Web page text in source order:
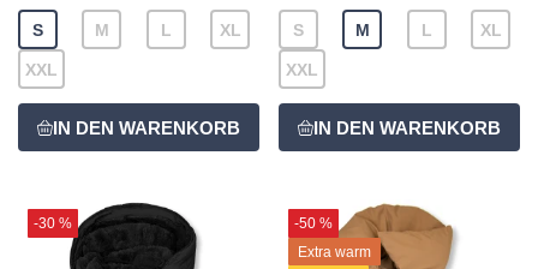
S M L XL
XXL
S M L XL
XXL
-30 %
-50 %
Extra warm